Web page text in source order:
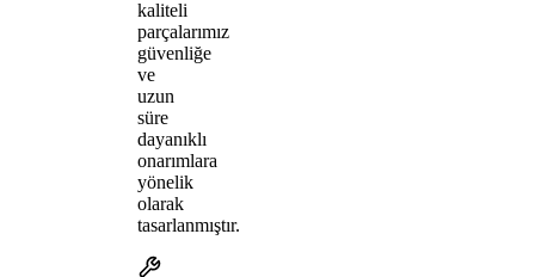
kaliteli
parçalarımız
güvenliğe
ve
uzun
süre
dayanıklı
onarımlara
yönelik
olarak
tasarlanmıştır.